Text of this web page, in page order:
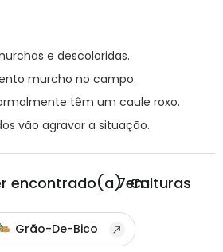
e descoloridas.
murcho no campo.
têm um caule roxo.
vão agravar a situação.
encontrado(a) em
7Culturas
Grão-De-Bico